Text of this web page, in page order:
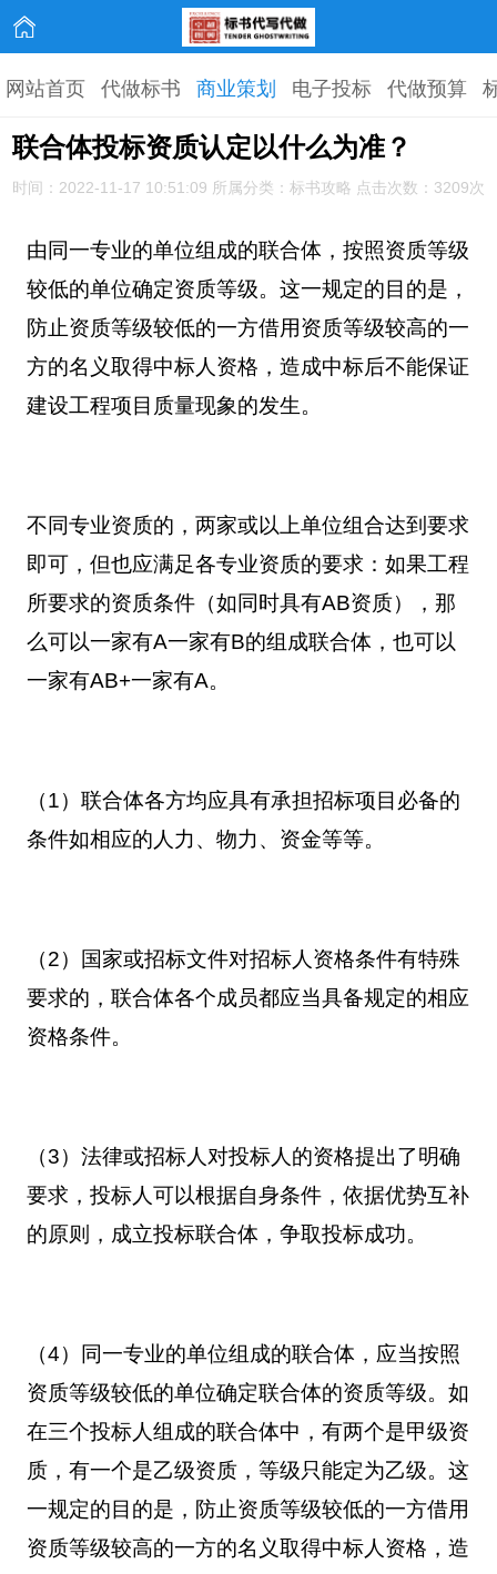
网站首页 代做标书 商业策划 电子投标 代做预算
联合体投标资质认定以什么为准？
时间：2022-11-17 10:51:09 所属分类：标书攻略 点击次数：3209次
由同一专业的单位组成的联合体，按照资质等级
较低的单位确定资质等级。这一规定的目的是，
防止资质等级较低的一方借用资质等级较高的一
方的名义取得中标人资格，造成中标后不能保证
建设工程项目质量现象的发生。
不同专业资质的，两家或以上单位组合达到要求
即可，但也应满足各专业资质的要求：如果工程
所要求的资质条件（如同时具有AB资质），那
么可以一家有A一家有B的组成联合体，也可以
一家有AB+一家有A。
（1）联合体各方均应具有承担招标项目必备的
条件如相应的人力、物力、资金等等。
（2）国家或招标文件对招标人资格条件有特殊
要求的，联合体各个成员都应当具备规定的相应
资格条件。
（3）法律或招标人对投标人的资格提出了明确
要求，投标人可以根据自身条件，依据优势互补
的原则，成立投标联合体，争取投标成功。
（4）同一专业的单位组成的联合体，应当按照
资质等级较低的单位确定联合体的资质等级。如
在三个投标人组成的联合体中，有两个是甲级资
质，有一个是乙级资质，等级只能定为乙级。这
一规定的目的是，防止资质等级较低的一方借用
资质等级较高的一方的名义取得中标人资格，造